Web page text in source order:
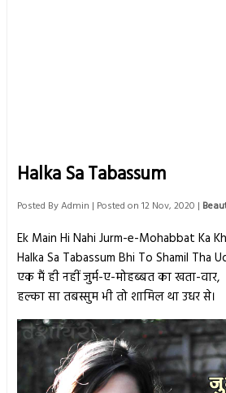
Halka Sa Tabassum
Posted ByAdmin | Posted on 12 Nov, 2020 |
Ek Main Hi Nahi Jurm-e-Mohabbat Ka
Halka Sa Tabassum Bhi To Shamil Tha
एक मैं ही नहीं जुर्म-ए-मोहब्बत का खता-वार,
हल्का सा तबस्सुम भी तो शामिल था उधर से।